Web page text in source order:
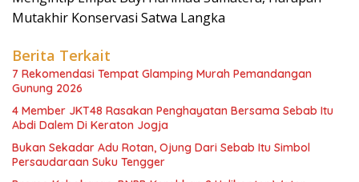
Mutakhir Konservasi Satwa Langka
Berita Terkait
7 Rekomendasi Tempat Glamping Murah Pemandangan
Gunung 2026
4 Member JKT48 Rasakan Penghayatan Bersama Sebab Itu
Abdi Dalem Di Keraton Jogja
Bukan Sekadar Adu Rotan, Ojung Dari Sebab Itu Simbol
Persaudaraan Suku Tengger